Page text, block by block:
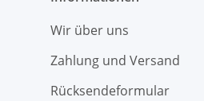
Wir über uns
Zahlung und Versand
Rücksendeformular